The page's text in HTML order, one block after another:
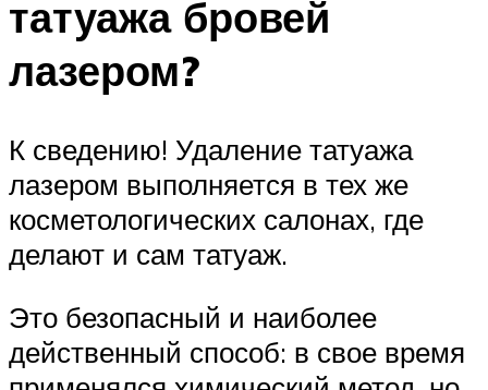
татуажа бровей
лазером?
К сведению! Удаление татуажа
лазером выполняется в тех же
косметологических салонах, где
делают и сам татуаж.
Это безопасный и наиболее
действенный способ: в свое время